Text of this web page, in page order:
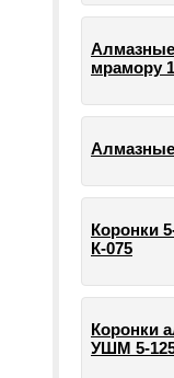
Алмазные
мрамору
Алмазные
Коронки
К-075
Коронки
УШМ 5-